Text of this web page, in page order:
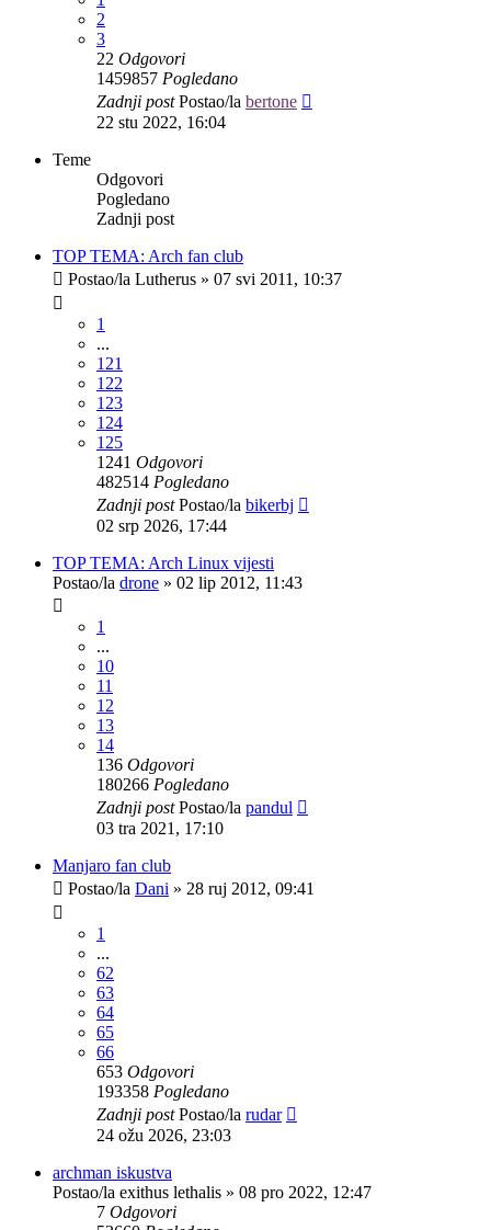
2
3
22 Odgovori
1459857 Pogledano
Zadnji postPostao/la bertone
22 stu 2022, 16:04
Teme
Odgovori
Pogledano
Zadnji post
TOP TEMA: Arch fan club
Postao/la Lutherus » 07 svi 2011, 10:37
1
...
121
122
123
124
125
1241 Odgovori
482514 Pogledano
Zadnji postPostao/la bikerbj
02 srp 2026, 17:44
TOP TEMA: Arch Linux vijesti
Postao/la drone » 02 lip 2012, 11:43
1
...
10
11
12
13
14
136 Odgovori
180266 Pogledano
Zadnji postPostao/la pandul
03 tra 2021, 17:10
Manjaro fan club
Postao/la Dani » 28 ruj 2012, 09:41
1
...
62
63
64
65
66
653 Odgovori
193358 Pogledano
Zadnji postPostao/la rudar
24 ožu 2026, 23:03
archman iskustva
Postao/la exithus lethalis » 08 pro 2022, 12:47
7 Odgovori